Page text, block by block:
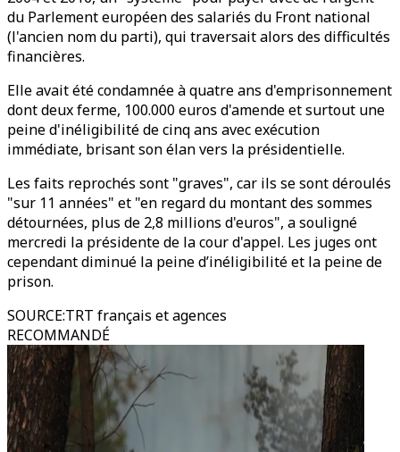
du Parlement européen des salariés du Front national
(l'ancien nom du parti), qui traversait alors des difficultés
financières.
Elle avait été condamnée à quatre ans d'emprisonnement
dont deux ferme, 100.000 euros d'amende et surtout une
peine d'inéligibilité de cinq ans avec exécution
immédiate, brisant son élan vers la présidentielle.
Les faits reprochés sont "graves", car ils se sont déroulés
"sur 11 années" et "en regard du montant des sommes
détournées, plus de 2,8 millions d'euros", a souligné
mercredi la présidente de la cour d'appel. Les juges ont
cependant diminué la peine d’inéligibilité et la peine de
prison.
SOURCE:TRT français et agences
RECOMMANDÉ